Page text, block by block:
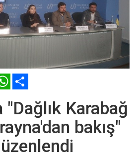
WhatsApp
"Dağlık Karabağ
bakış"